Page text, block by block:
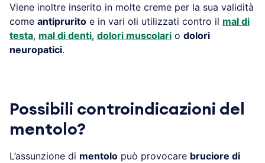
Viene inoltre inserito in molte creme per la sua validità
come antiprurito e in vari oli utilizzati contro il mal di
testa, mal di denti, dolori muscolari o dolori
neuropatici.
Possibili controindicazioni del
mentolo?
L’assunzione di mentolo può provocare bruciore di